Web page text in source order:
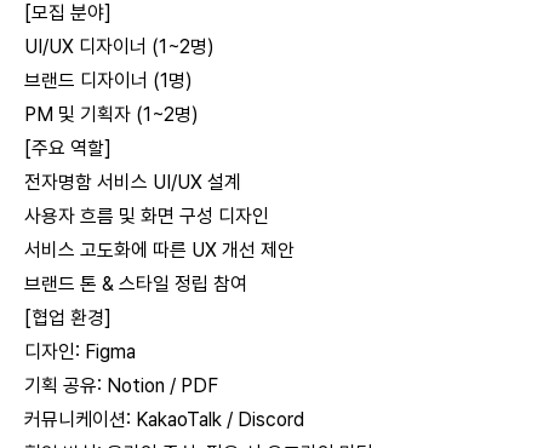
[모집 분야]
UI/UX 디자이너 (1~2명)
브랜드 디자이너 (1명)
PM 및 기획자 (1~2명)
[주요 역할]
전자명함 서비스 UI/UX 설계
사용자 흐름 및 화면 구성 디자인
서비스 고도화에 따른 UX 개선 제안
브랜드 톤 & 스타일 정립 참여
[협업 환경]
디자인: Figma
기획 공유: Notion / PDF
커뮤니케이션: KakaoTalk / Discord